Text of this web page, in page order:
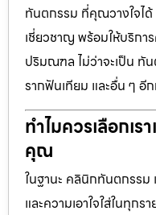
ทันตกรรม ที่คุณวางใจไ
เชี่ยวชาญ พร้อมให้บริกา
ปริมณฑล ไม่ว่าจะเป็น ทั
รากฟันเทียม และอื่น ๆ อี
ทำไมควรเลือกเ
คุณ
ในฐานะ คลินิกทันตกรรม
และความเอาใจใส่ในทุก